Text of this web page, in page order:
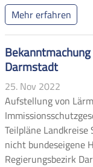
Mehr erfahren
Darmstadt
25. Nov 2022
Aufstellung von
Teilpläne
nicht bundeseigene
Regierungsbezirk